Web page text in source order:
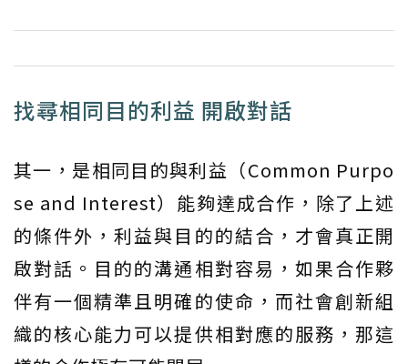
找尋相同目的利益 開啟對話
其一，是相同目的與利益（Common Purpo
se and Interest）能夠達成合作，除了上述
的條件外，利益與目的的結合，才會真正開
啟對話。目的的溝通相對容易，如果合作夥
伴有一個精準且明確的使命，而社會創新組
織的核心能力可以提供相對應的服務，那這